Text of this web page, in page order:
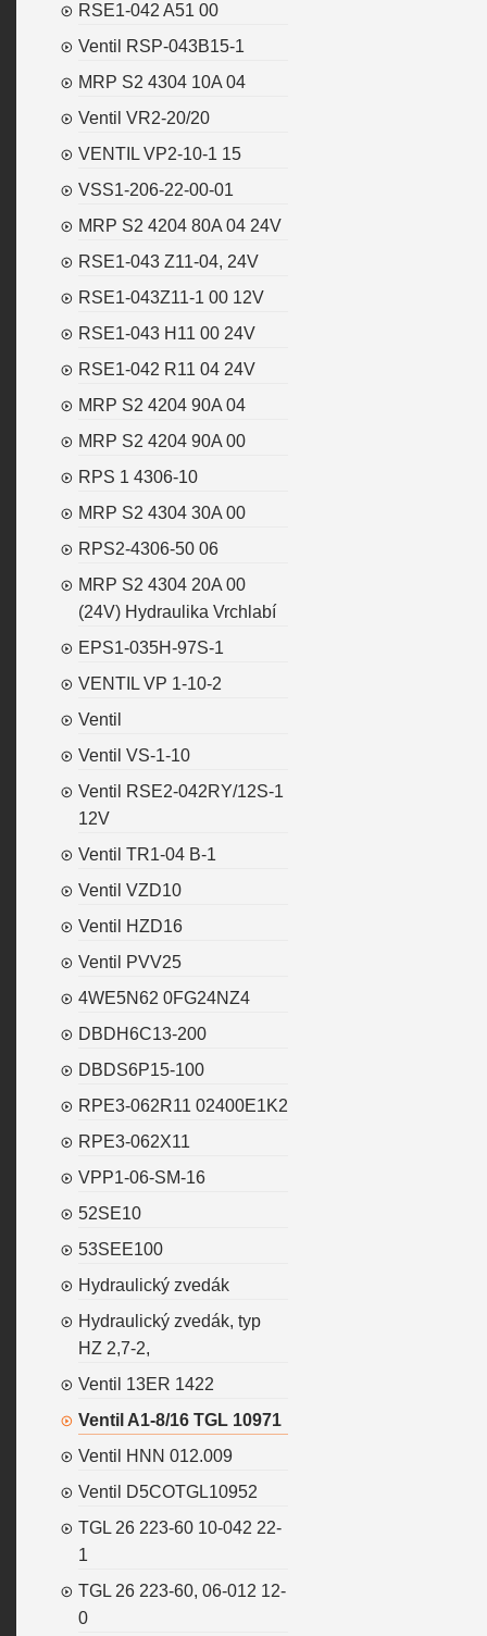
RSE1-042 A51 00
Ventil RSP-043B15-1
MRP S2 4304 10A 04
Ventil VR2-20/20
VENTIL VP2-10-1 15
VSS1-206-22-00-01
MRP S2 4204 80A 04 24V
RSE1-043 Z11-04, 24V
RSE1-043Z11-1 00 12V
RSE1-043 H11 00 24V
RSE1-042 R11 04 24V
MRP S2 4204 90A 04
MRP S2 4204 90A 00
RPS 1 4306-10
MRP S2 4304 30A 00
RPS2-4306-50 06
MRP S2 4304 20A 00
(24V) Hydraulika Vrchlabí
EPS1-035H-97S-1
VENTIL VP 1-10-2
Ventil
Ventil VS-1-10
Ventil RSE2-042RY/12S-1
12V
Ventil TR1-04 B-1
Ventil VZD10
Ventil HZD16
Ventil PVV25
4WE5N62 0FG24NZ4
DBDH6C13-200
DBDS6P15-100
RPE3-062R11 02400E1K2
RPE3-062X11
VPP1-06-SM-16
52SE10
53SEE100
Hydraulický zvedák
Hydraulický zvedák, typ
HZ 2,7-2,
Ventil 13ER 1422
Ventil A1-8/16 TGL 10971
Ventil HNN 012.009
Ventil D5COTGL10952
TGL 26 223-60 10-042 22-
1
TGL 26 223-60, 06-012 12-
0